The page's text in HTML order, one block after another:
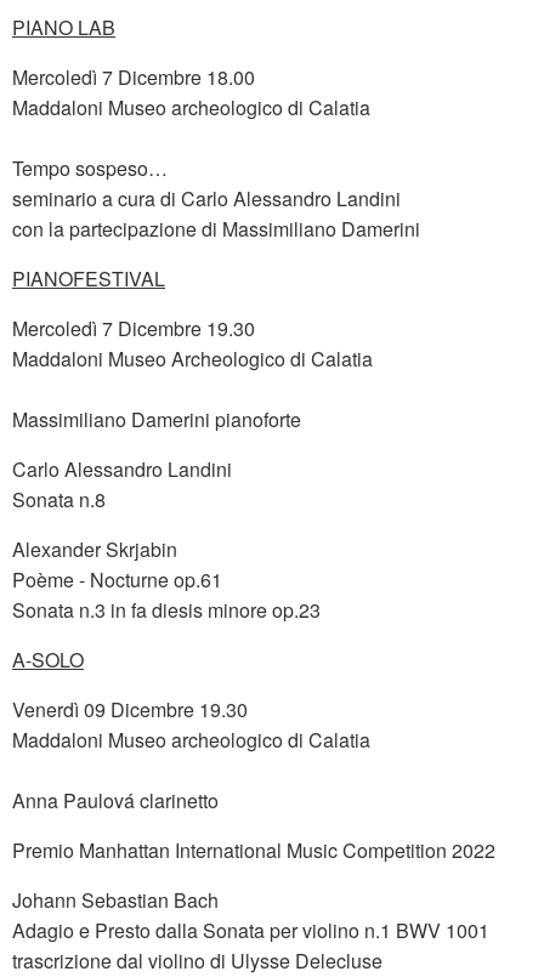
PIANO LAB
Mercoledì 7 Dicembre 18.00
Maddaloni Museo archeologico di Calatia
Tempo sospeso…
seminario a cura di Carlo Alessandro Landini
con la partecipazione di Massimiliano Damerini
PIANOFESTIVAL
Mercoledì 7 Dicembre 19.30
Maddaloni Museo Archeologico di Calatia
Massimiliano Damerini pianoforte
Carlo Alessandro Landini
Sonata n.8
Alexander Skrjabin
Poème - Nocturne op.61
Sonata n.3 in fa diesis minore op.23
A-SOLO
Venerdì 09 Dicembre 19.30
Maddaloni Museo archeologico di Calatia
Anna Paulová clarinetto
Premio Manhattan International Music Competition 2022
Johann Sebastian Bach
Adagio e Presto dalla Sonata per violino n.1 BWV 1001
trascrizione dal violino di Ulysse Delecluse